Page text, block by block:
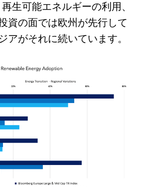
生可能エネルギーの利用、
資の面では欧州が先行して
アがそれに続いています。